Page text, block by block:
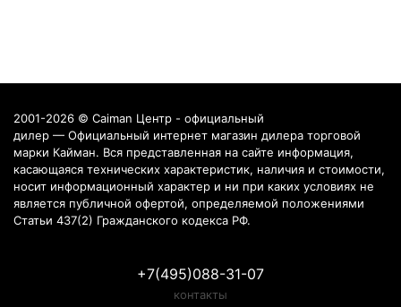
2001-2026 © Caiman Центр - официальный
дилер — Официальный интернет магазин дилера торговой
марки Кайман. Вся представленная на сайте информация,
касающаяся технических характеристик, наличия и стоимости,
носит информационный характер и ни при каких условиях не
является публичной офертой, определяемой положениями
Статьи 437(2) Гражданского кодекса РФ.
+7(495)088-31-07
контакты